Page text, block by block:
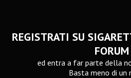
REGISTRATI SU
FORUM
ed entra a far parte della
Basta meno di un